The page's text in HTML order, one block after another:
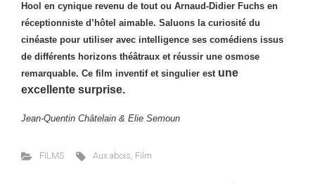
Hool en cynique revenu de tout ou Arnaud-Didier Fuchs en
réceptionniste d’hôtel aimable. Saluons la curiosité du
cinéaste pour utiliser avec intelligence ses comédiens issus
de différents horizons théâtraux et réussir une osmose
remarquable. Ce film inventif et singulier est une
excellente surprise.
Jean-Quentin Châtelain & Elie Semoun
FILMS Aux abois, Film